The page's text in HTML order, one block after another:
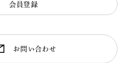
会員登録
お問い合わせ